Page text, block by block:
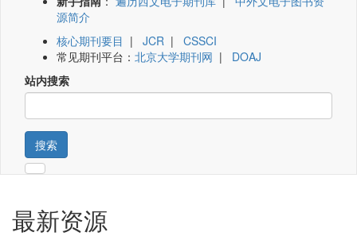
源简介
核心期刊要目 | JCR | CSSCI
常见期刊平台： 北京大学期刊网 | DOAJ
站内搜索
搜索
最新资源